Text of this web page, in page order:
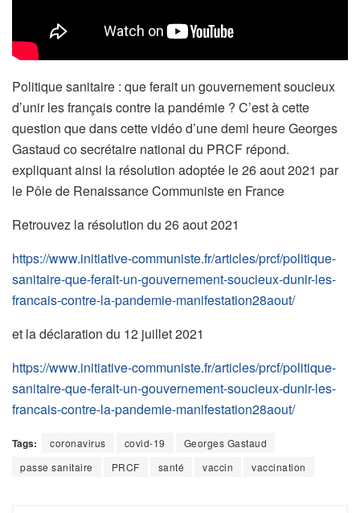
Politique sanitaire : que ferait un gouvernement soucieux
d’unir les français contre la pandémie ? C’est à cette
question que dans cette vidéo d’une demi heure Georges
Gastaud co secrétaire national du PRCF répond.
expliquant ainsi la résolution adoptée le 26 aout 2021 par
le Pôle de Renaissance Communiste en France
Retrouvez la résolution du 26 aout 2021
https://www.initiative-communiste.fr/articles/prcf/politique-
sanitaire-que-ferait-un-gouvernement-soucieux-dunir-les-
francais-contre-la-pandemie-manifestation28aout/
et la déclaration du 12 juillet 2021
https://www.initiative-communiste.fr/articles/prcf/politique-
sanitaire-que-ferait-un-gouvernement-soucieux-dunir-les-
francais-contre-la-pandemie-manifestation28aout/
Tags: coronavirus covid-19
Georges Gastaud
passe sanitaire
PRCF santé vaccin vaccination